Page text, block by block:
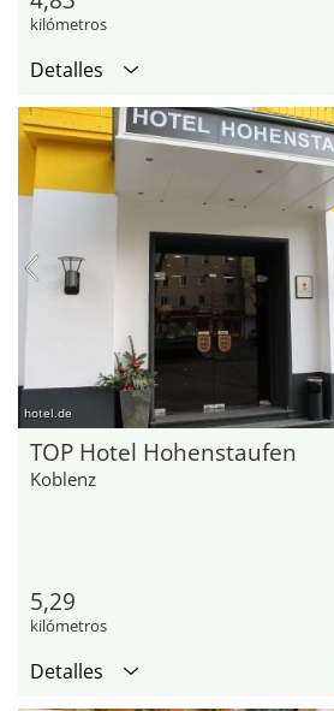
kilómetros
Detalles
hotel.de
TOP Hotel Hohenstaufen
Koblenz
5,29
kilómetros
Detalles